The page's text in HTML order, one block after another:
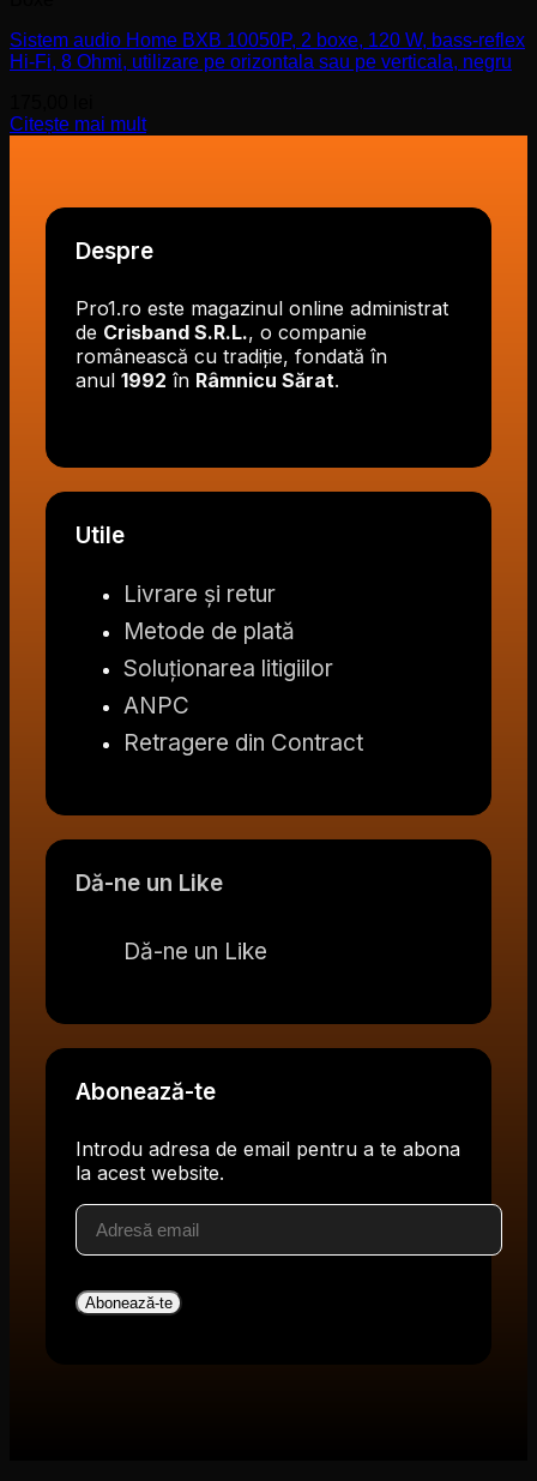
Sistem audio Home BXB 10050P, 2 boxe, 120 W, bass-reflex
Hi-Fi, 8 Ohmi, utilizare pe orizontala sau pe verticala, negru
Citește mai mult
Despre
Pro1.ro este magazinul online administrat
de Crisband S.R.L., o companie
românească cu tradiție, fondată în
anul 1992 în Râmnicu Sărat.
Utile
Livrare și retur
Metode de plată
Soluționarea litigiilor
ANPC
Retragere din Contract
Dă-ne un Like
Dă-ne un Like
Abonează-te
Introdu adresa de email pentru a te abona
la acest website.
Adresă
email
Abonează-te